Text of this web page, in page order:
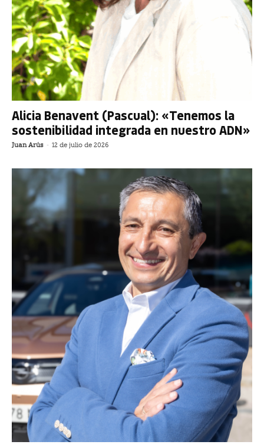
Alicia Benavent (Pascual): «Tenemos la
sostenibilidad integrada en nuestro ADN»
Juan Arús - 12 de julio de 2026